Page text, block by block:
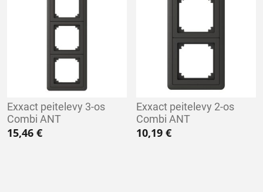
Exxact peitelevy 3-os
Combi ANT
15,46 €
Exxact peitelevy 2-os
Combi ANT
10,19€